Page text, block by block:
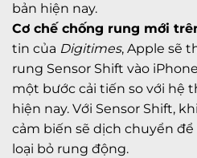
bản hiện nay.
Cơ chế chống rung mới
tin của Digitimes, Apple sẽ
rung Sensor Shift vào
một bước cải tiến so với hệ
hiện nay. Với Sensor Shift,
cảm biến sẽ dịch chuyển
loại bỏ rung động.